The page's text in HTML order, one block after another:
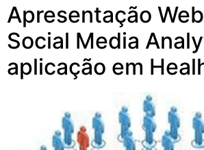
Apresentação
Social Media
aplicação em